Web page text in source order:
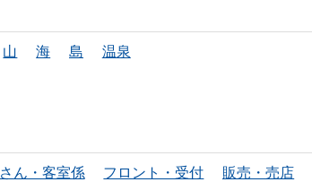
山 海 島 温泉
ん・客室係 フロント・受付 販売・売店